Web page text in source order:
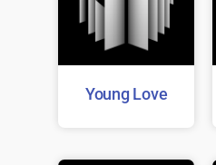
Young Love